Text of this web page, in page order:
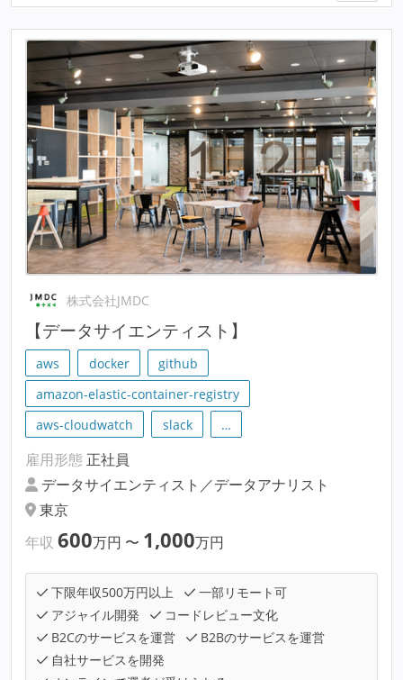
株式会社JMDC
【データサイエンティスト】
aws docker
github
amazon-elastic-container-registry
aws-cloudwatch
slack …
雇用形態 正社員
データサイエンティスト／データアナリスト
東京
年収 600万円 〜 1,000万円
下限年収500万円以上
一部リモート可
アジャイル開発
コードレビュー文化
B2Cのサービスを運営
B2Bのサービスを運営
自社サービスを開発